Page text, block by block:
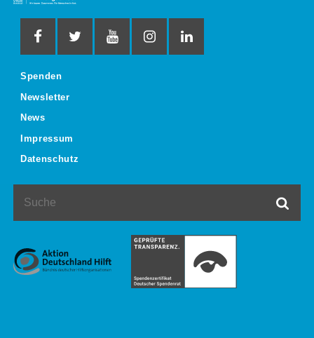
Spenden
Newsletter
News
Impressum
Datenschutz